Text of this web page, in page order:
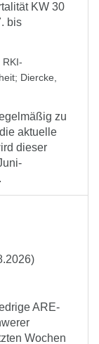
KW 30
bis
RKI-
; Diercke,
zu
aktuelle
dieser
ARE-
Wochen